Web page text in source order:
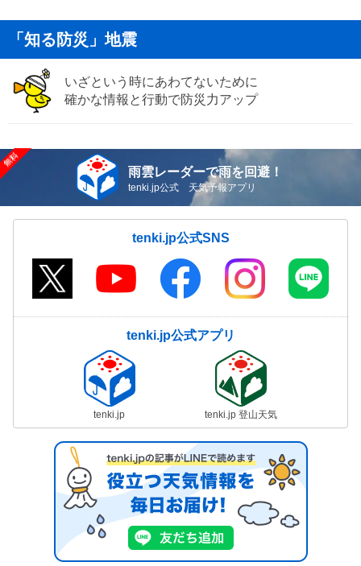
「知る防災」地震
いざという時にあわてないために
確かな情報と行動で防災力アップ
雨雲レーダーで雨を回避！
tenki.jp公式 天気予報アプリ
tenki.jp公式SNS
tenki.jp公式アプリ
tenki.jp tenki.jp 登山天気